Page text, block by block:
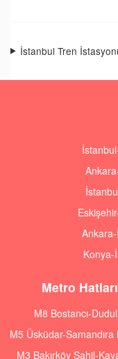
İstanbul Tren
Ankara-
Konya-
Metro Hatları
M8 Bostancı-
M5 Üsküdar-
M3 Bakırköy Sahil-